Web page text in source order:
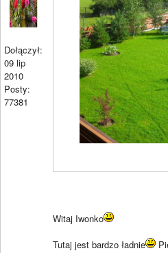
Dołączył:
09 lip
2010
Posty:
77381
Witaj Iwonko
Tutaj jest bardzo ładnie